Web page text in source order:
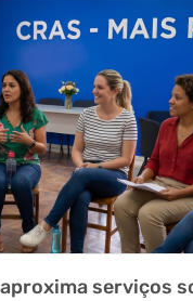
serviços